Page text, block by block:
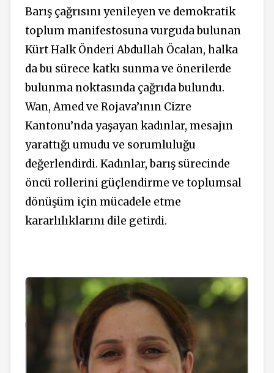
Barış çağrısını yenileyen ve demokratik
toplum manifestosuna vurguda bulunan
Kürt Halk Önderi Abdullah Öcalan, halka
da bu sürece katkı sunma ve önerilerde
bulunma noktasında çağrıda bulundu.
Wan, Amed ve Rojava’ının Cizre
Kantonu’nda yaşayan kadınlar, mesajın
yarattığı umudu ve sorumluluğu
değerlendirdi. Kadınlar, barış sürecinde
öncü rollerini güçlendirme ve toplumsal
dönüşüm için mücadele etme
kararlılıklarını dile getirdi.